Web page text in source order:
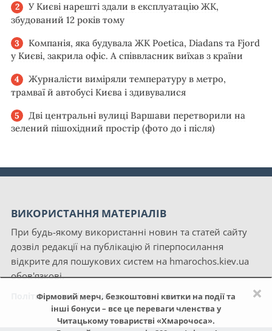
×
Фірмовий мерч, безкоштовні квитки на події та
інші бонуси – все це переваги членства у
Читацькому товаристві «Хмарочоса».
У Києві нарешті здали в експлуатацію ЖК,
збудований 12 років тому
Компанія, яка будувала ЖК Poetica, Diadans та Fjord
у Києві, закрила офіс. А співвласник виїхав з країни
Журналісти виміряли температуру в метро,
трамваї й автобусі Києва і здивувалися
Дві центральні вулиці Варшави перетворили на
зелений пішохідний простір (фото до і після)
ВИКОРИСТАННЯ МАТЕРІАЛІВ
При будь-якому використанні новин та статей сайту
дозвіл редакції на публікацію й гіперпосилання
відкрите для пошукових систем на hmarochos.kiev.ua
обов'язкові.
Політика конфіденційності сайту «Хмарочос»